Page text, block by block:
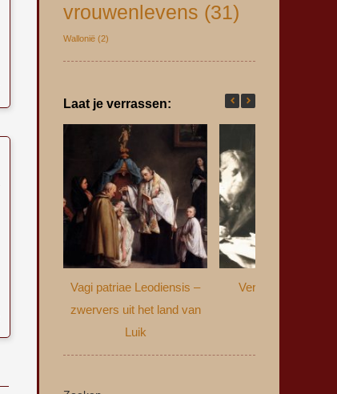
vrouwenlevens (31)
Wallonië (2)
Laat je verrassen:
Vagi patriae Leodiensis –
zwervers uit het land van
Luik
Verzwegen